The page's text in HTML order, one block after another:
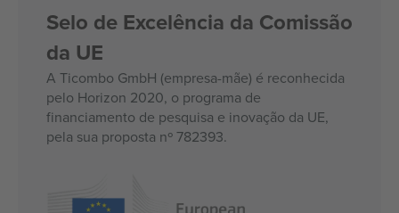
Selo de Excelência da Comissão
da UE
A Ticombo GmbH (empresa-mãe) é reconhecida
pelo Horizon 2020, o programa de
financiamento de pesquisa e inovação da UE,
pela sua proposta nº 782393.